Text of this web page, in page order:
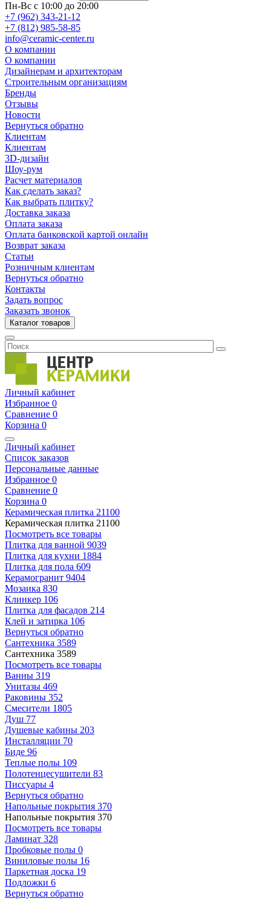
Пн-Вс с 10:00 до 20:00
+7 (962) 343-21-12
+7 (812) 985-58-85
info@ceramic-center.ru
О компании
О компании
Дизайнерам и архитекторам
Строительным организациям
Бренды
Отзывы
Новости
Вернуться обратно
Клиентам
Клиентам
3D-дизайн
Шоу-рум
Расчет материалов
Как сделать заказ?
Как выбрать плитку?
Доставка заказа
Оплата заказа
Оплата банковской картой онлайн
Возврат заказа
Статьи
Розничным клиентам
Вернуться обратно
Контакты
Задать вопрос
Заказать звонок
Каталог товаров
Личный кабинет
Избранное 0
Сравнение 0
Корзина 0
Личный кабинет
Список заказов
Персональные данные
Избранное 0
Сравнение 0
Корзина 0
Керамическая плитка 21100
Керамическая плитка 21100
Посмотреть все товары
Плитка для ванной 9039
Плитка для кухни 1884
Плитка для пола 609
Керамогранит 9404
Мозаика 830
Клинкер 106
Плитка для фасадов 214
Клей и затирка 106
Вернуться обратно
Сантехника 3589
Сантехника 3589
Посмотреть все товары
Ванны 319
Унитазы 469
Раковины 352
Смесители 1805
Душ 77
Душевые кабины 203
Инсталляции 70
Биде 96
Теплые полы 109
Полотенцесушители 83
Писсуары 4
Вернуться обратно
Напольные покрытия 370
Напольные покрытия 370
Посмотреть все товары
Ламинат 328
Пробковые полы 0
Виниловые полы 16
Паркетная доска 19
Подложки 6
Вернуться обратно